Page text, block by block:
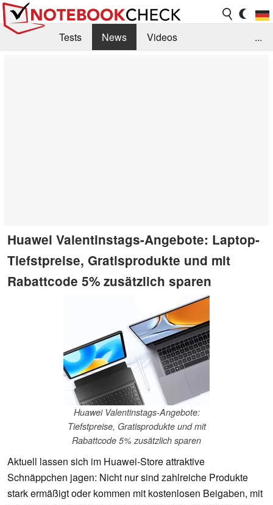
Tests News
Videos
...
Huawei Valentinstags-Angebote: Laptop-
Tiefstpreise, Gratisprodukte und mit
Rabattcode 5% zusätzlich sparen
Huawei Valentinstags-Angebote:
Tiefstpreise, Gratisprodukte und mit
Rabattcode 5% zusätzlich sparen
Aktuell lassen sich im Huawei-Store attraktive
Schnäppchen jagen: Nicht nur sind zahlreiche Produkte
stark ermäßigt oder kommen mit kostenlosen Beigaben, mit